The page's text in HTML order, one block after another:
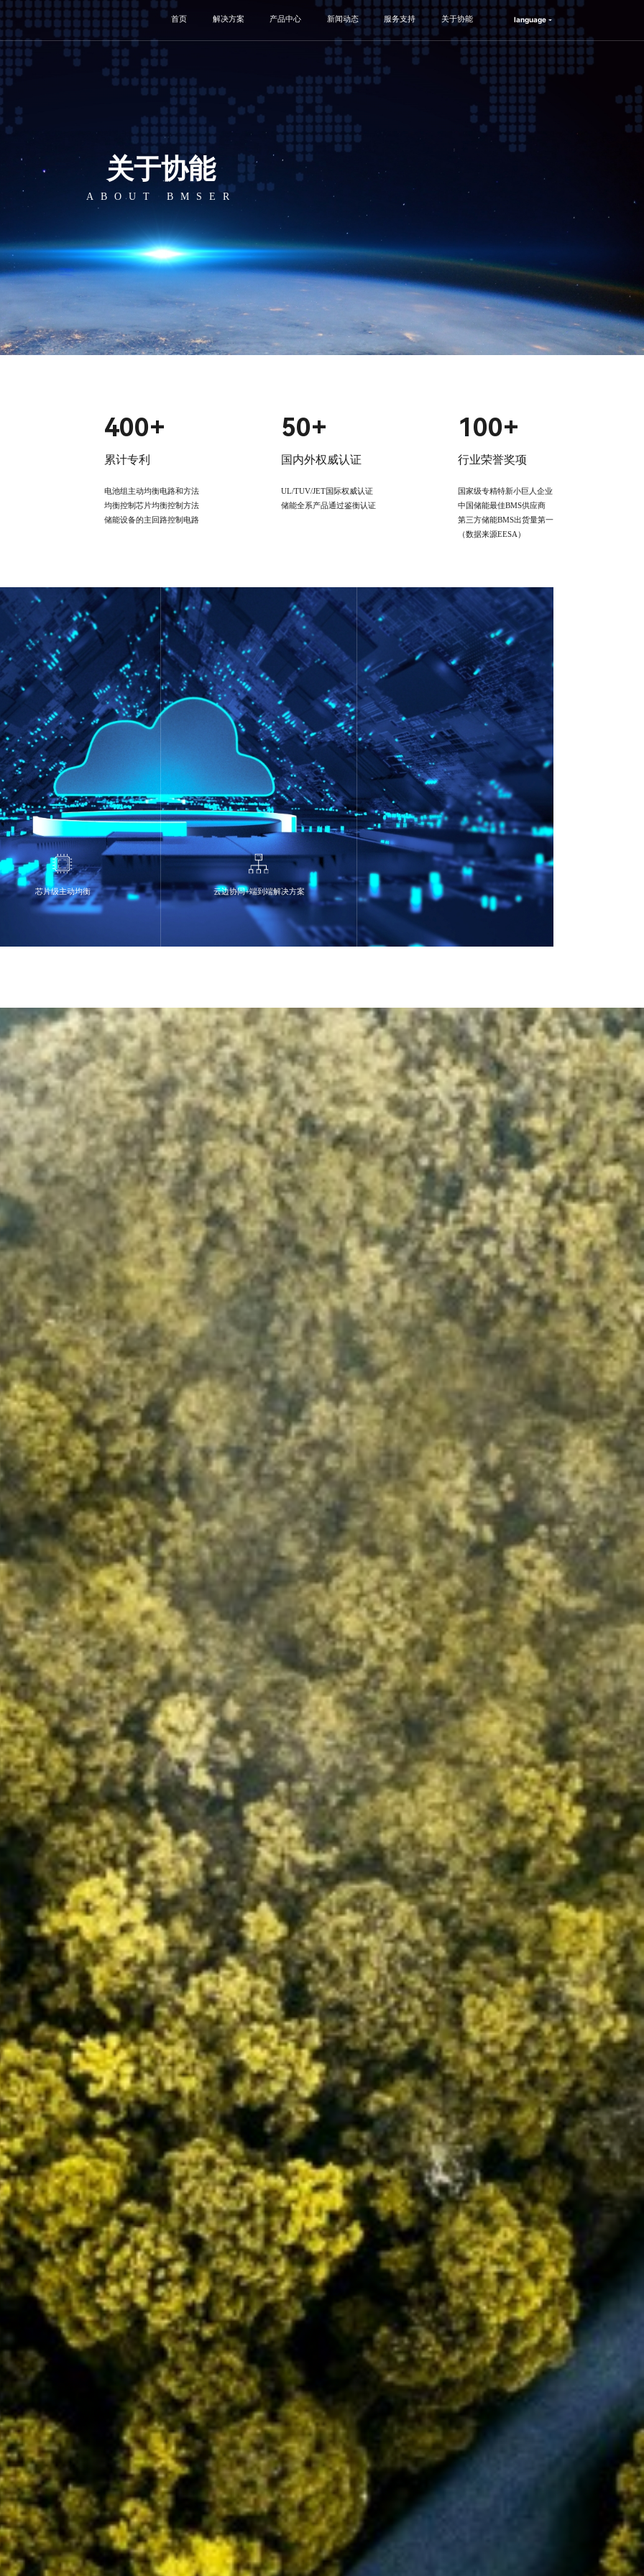
首页 解决方案 产品中心 新闻动态 服务支持 关于协能 language
关于协能
ABOUT BMSER
400+
累计专利
电池组主动均衡电路和方法
均衡控制芯片均衡控制方法
储能设备的主回路控制电路
50+
国内外权威认证
UL/TUV/JET国际权威认证
储能全系产品通过鉴衡认证
100+
行业荣誉奖项
国家级专精特新小巨人企业
中国储能最佳BMS供应商
第三方储能BMS出货量第一
（数据来源EESA）
芯片级主动均衡 云边协同+端到端解决方案